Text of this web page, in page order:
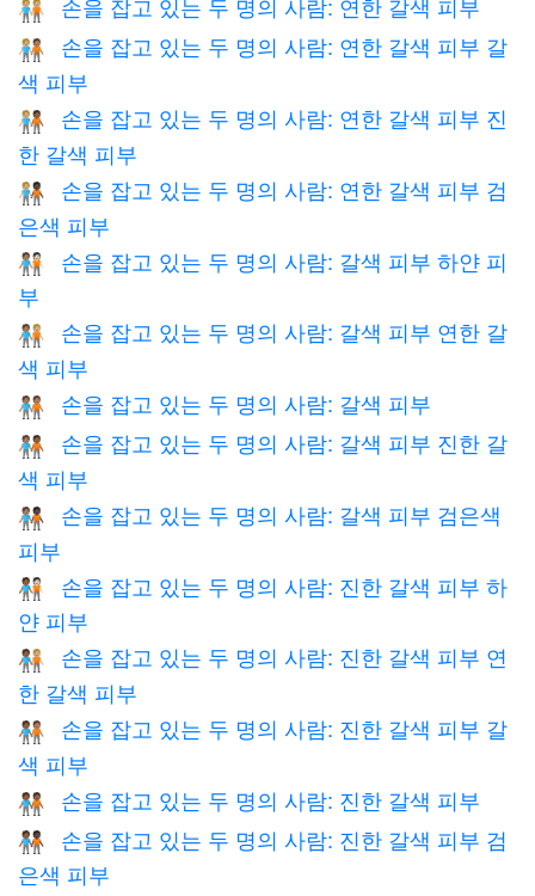
🧑🏼‍🤝‍🧑🏼 손을 잡고 있는 두 명의 사람: 연한 갈색 피부
🧑🏼‍🤝‍🧑🏽
손을 잡고 있는 두 명의 사람: 연한 갈색 피부 갈
색 피부
🧑🏼‍🤝‍🧑🏾
손을 잡고 있는 두 명의 사람: 연한 갈색 피부 진
한 갈색 피부
🧑🏼‍🤝‍🧑🏿
손을 잡고 있는 두 명의 사람: 연한 갈색 피부 검
은색 피부
🧑🏽‍🤝‍🧑🏻
손을 잡고 있는 두 명의 사람: 갈색 피부 하얀 피
부
🧑🏽‍🤝‍🧑🏼
손을 잡고 있는 두 명의 사람: 갈색 피부 연한 갈
색 피부
🧑🏽‍🤝‍🧑🏽 손을 잡고 있는 두 명의 사람: 갈색 피부
🧑🏽‍🤝‍🧑🏾
손을 잡고 있는 두 명의 사람: 갈색 피부 진한 갈
색 피부
🧑🏽‍🤝‍🧑🏿
손을 잡고 있는 두 명의 사람: 갈색 피부 검은색
피부
🧑🏾‍🤝‍🧑🏻
손을 잡고 있는 두 명의 사람: 진한 갈색 피부 하
얀 피부
🧑🏾‍🤝‍🧑🏼
손을 잡고 있는 두 명의 사람: 진한 갈색 피부 연
한 갈색 피부
🧑🏾‍🤝‍🧑🏽
손을 잡고 있는 두 명의 사람: 진한 갈색 피부 갈
색 피부
🧑🏾‍🤝‍🧑🏾 손을 잡고 있는 두 명의 사람: 진한 갈색 피부
🧑🏾‍🤝‍🧑🏿
손을 잡고 있는 두 명의 사람: 진한 갈색 피부 검
은색 피부